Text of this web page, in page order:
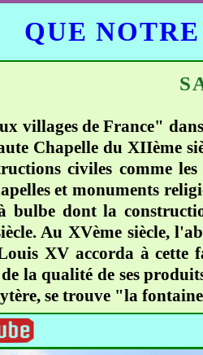
QUE
villages de France"
Chapelle du XIIème
civiles comme
et monuments
bulbe dont la
Au XVème siècle,
XV accorda à
la qualité de ses
se trouve "la